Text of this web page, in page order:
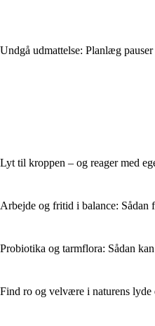
Undgå udmattelse: Planlæg
Lyt til kroppen – og reager med
Arbejde og fritid i balance: Sådan
Probiotika og tarmflora: Sådan
Find ro og velvære i naturens lyde